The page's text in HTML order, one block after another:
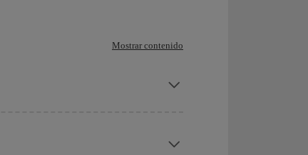
Mostrar contenido